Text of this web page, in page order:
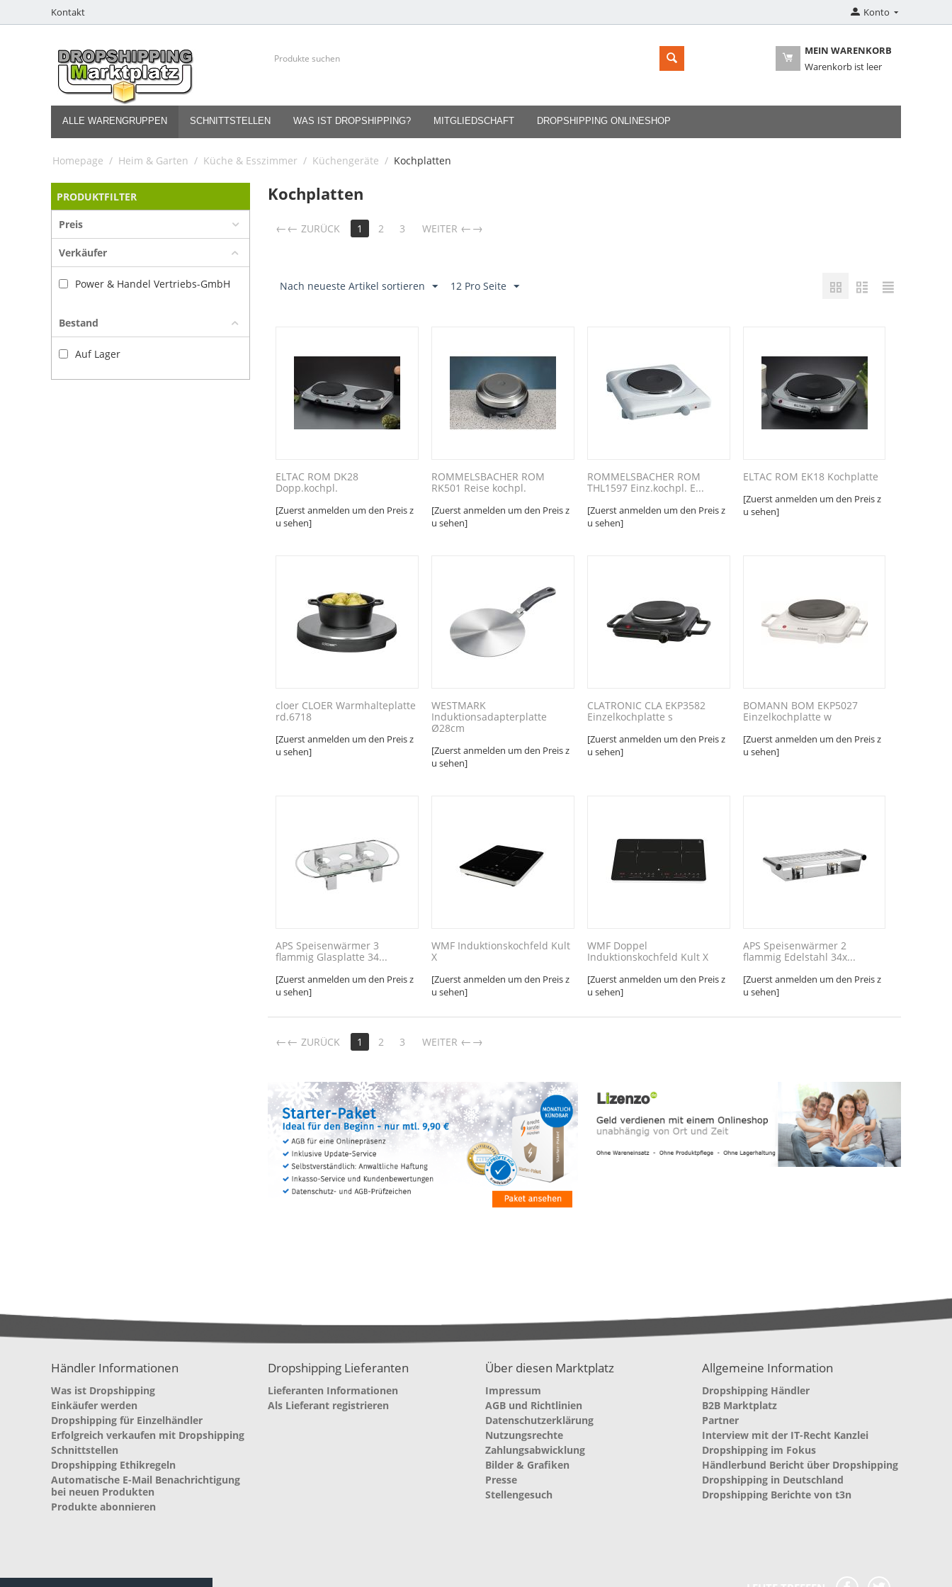
Kontakt Konto
MEIN WARENKORB
Warenkorb ist leer
ALLE WARENGRUPPEN SCHNITTSTELLEN WAS IST DROPSHIPPING? MITGLIEDSCHAFT DROPSHIPPING ONLINESHOP
Homepage / Heim & Garten / Küche & Esszimmer / Küchengeräte / Kochplatten
PRODUKTFILTER
Preis
Verkäufer
Power & Handel Vertriebs-GmbH
Bestand
Auf Lager
Kochplatten
← ZURÜCK 1 2 3 WEITER →
Nach neueste Artikel sortieren 12 Pro Seite
ELTAC ROM DK28
Dopp.kochpl.
[Zuerst anmelden um den Preis z
u sehen]
ROMMELSBACHER ROM
RK501 Reise kochpl.
[Zuerst anmelden um den Preis z
u sehen]
ROMMELSBACHER ROM
THL1597 Einz.kochpl. E...
[Zuerst anmelden um den Preis z
u sehen]
ELTAC ROM EK18 Kochplatte
[Zuerst anmelden um den Preis z
u sehen]
cloer CLOER Warmhalteplatte
rd.6718
[Zuerst anmelden um den Preis z
u sehen]
WESTMARK
Induktionsadapterplatte
Ø28cm
[Zuerst anmelden um den Preis z
u sehen]
CLATRONIC CLA EKP3582
Einzelkochplatte s
[Zuerst anmelden um den Preis z
u sehen]
BOMANN BOM EKP5027
Einzelkochplatte w
[Zuerst anmelden um den Preis z
u sehen]
APS Speisenwärmer 3
flammig Glasplatte 34...
[Zuerst anmelden um den Preis z
u sehen]
WMF Induktionskochfeld Kult
X
[Zuerst anmelden um den Preis z
u sehen]
WMF Doppel
Induktionskochfeld Kult X
[Zuerst anmelden um den Preis z
u sehen]
APS Speisenwärmer 2
flammig Edelstahl 34x...
[Zuerst anmelden um den Preis z
u sehen]
← ZURÜCK 1 2 3 WEITER →
Händler Informationen
Was ist Dropshipping
Einkäufer werden
Dropshipping für Einzelhändler
Erfolgreich verkaufen mit Dropshipping
Schnittstellen
Dropshipping Ethikregeln
Automatische E-Mail Benachrichtigung
bei neuen Produkten
Produkte abonnieren
Dropshipping Lieferanten
Lieferanten Informationen
Als Lieferant registrieren
Über diesen Marktplatz
Impressum
AGB und Richtlinien
Datenschutzerklärung
Nutzungsrechte
Zahlungsabwicklung
Bilder & Grafiken
Presse
Stellengesuch
Allgemeine Information
Dropshipping Händler
B2B Marktplatz
Partner
Interview mit der IT-Recht Kanzlei
Dropshipping im Fokus
Händlerbund Bericht über Dropshipping
Dropshipping in Deutschland
Dropshipping Berichte von t3n